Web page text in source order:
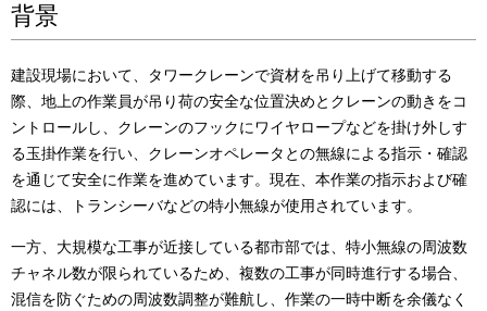
背景
建設現場において、タワークレーンで資材を吊り上げて移動する
際、地上の作業員が吊り荷の安全な位置決めとクレーンの動きをコ
ントロールし、クレーンのフックにワイヤロープなどを掛け外しす
る玉掛作業を行い、クレーンオペレータとの無線による指示・確認
を通じて安全に作業を進めています。現在、本作業の指示および確
認には、トランシーバなどの特小無線が使用されています。
一方、大規模な工事が近接している都市部では、特小無線の周波数
チャネル数が限られているため、複数の工事が同時進行する場合、
混信を防ぐための周波数調整が難航し、作業の一時中断を余儀なく